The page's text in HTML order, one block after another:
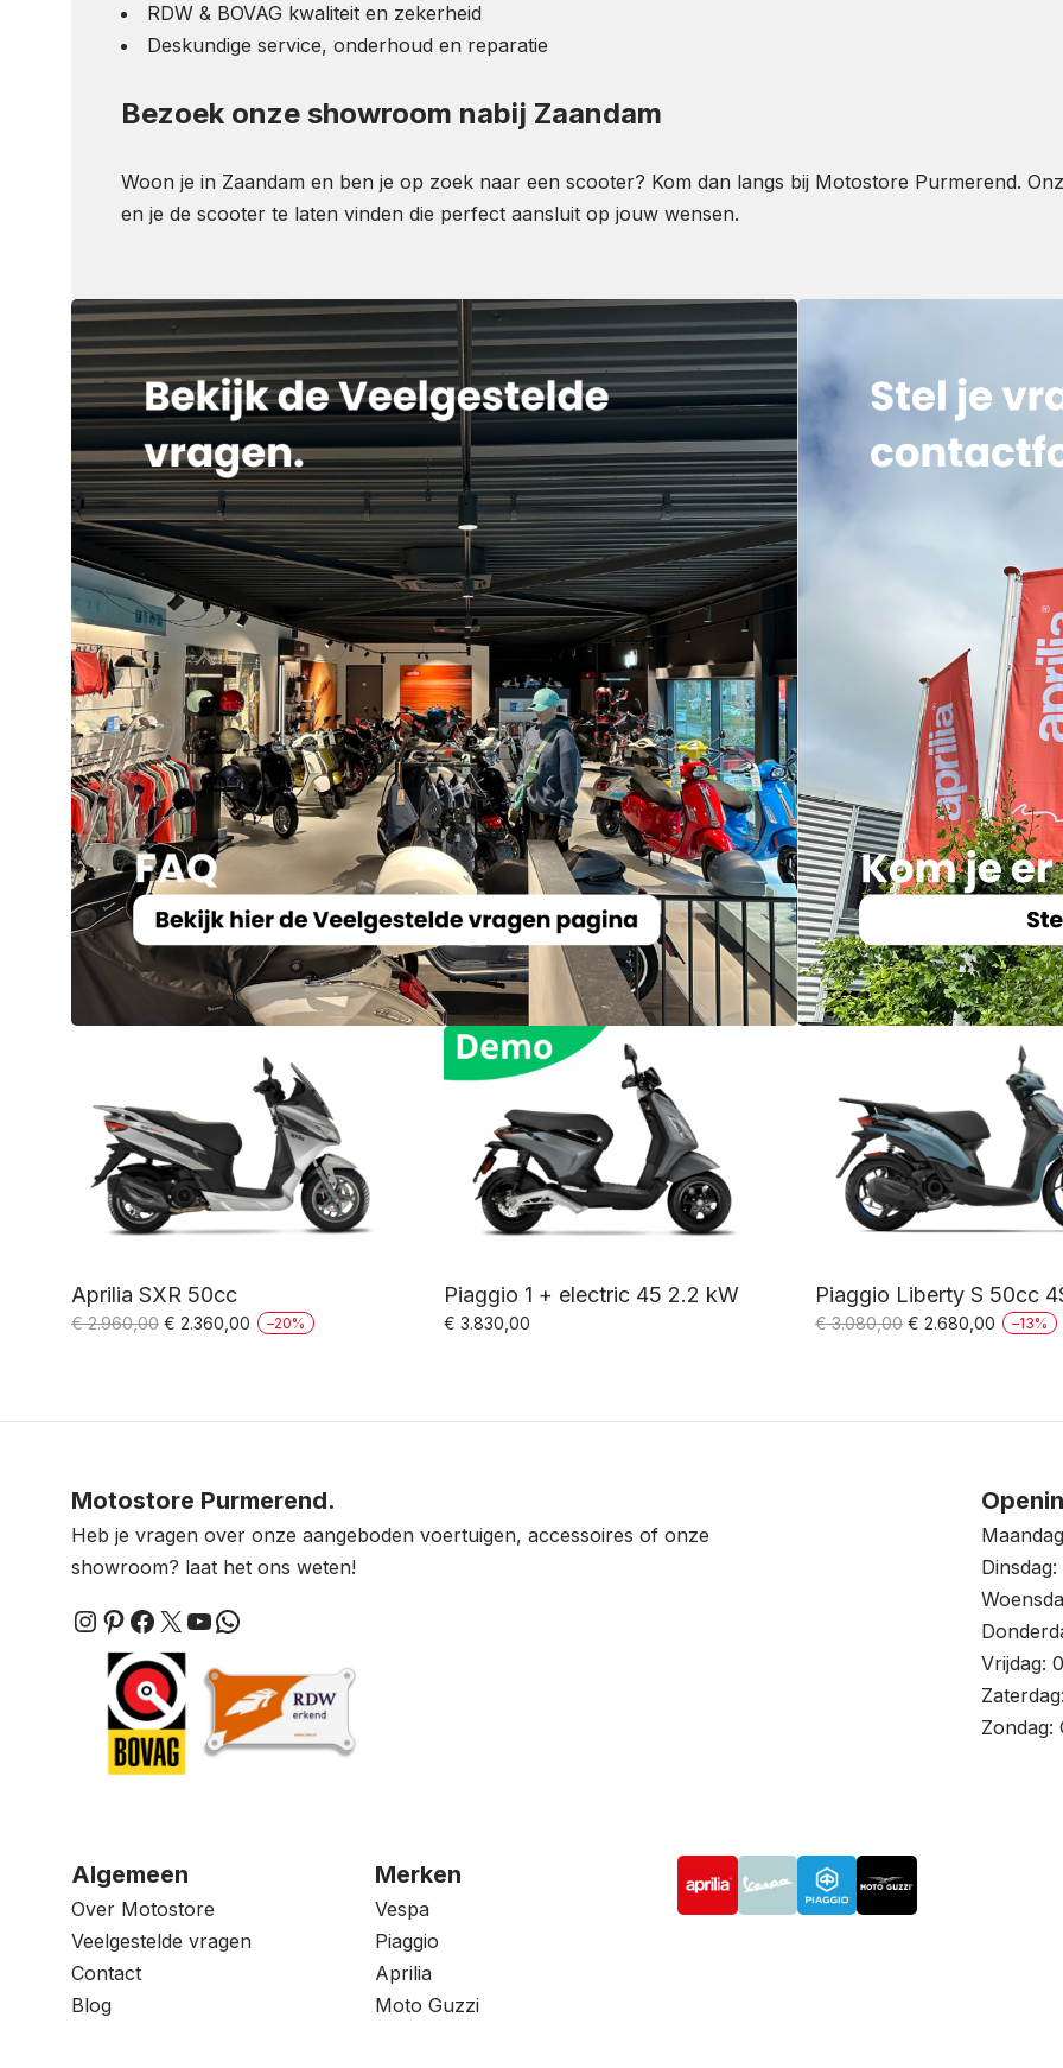
RDW & BOVAG kwaliteit en zekerheid
Deskundige service, onderhoud en reparatie
Bezoek onze showroom nabij Zaandam
Woon je in Zaandam en ben je op zoek naar een scooter? Kom dan langs bij Motostore Purmerend.
en je de scooter te laten vinden die perfect aansluit op jouw wensen.
Aprilia SXR 50cc
€2.960,00 Oorspronkelijke
€ 2.360,00 Huidige
–20%
Piaggio 1 + electric 45 2.2 kW
€ 3.830,00
Piaggio Liberty S 50cc
€3.080,00 Oorspronkelijke
€ 2.680,00 Huidige
–13%
Motostore Purmerend.
Heb je vragen over onze aangeboden voertuigen, accessoires of onze
showroom? laat het ons weten!
Instagram
Pinterest
Facebook
X YouTube
WhatsApp
Vrijdag:
Zondag:
Algemeen
Over Motostore
Veelgestelde vragen
Contact
Blog
Merken
Vespa
Piaggio
Aprilia
Moto Guzzi